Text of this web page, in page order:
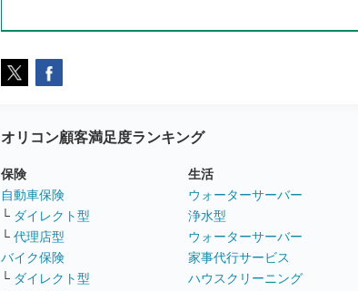
オリコン顧客満足度ランキング
保険
自動車保険
└ ダイレクト型
└ 代理店型
バイク保険
└ ダイレクト型
生活
ウォーターサーバー
浄水型
ウォーターサーバー
家事代行サービス
ハウスクリーニング